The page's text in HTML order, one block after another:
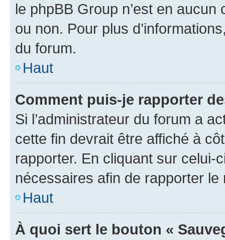
le phpBB Group n’est en
ou non. Pour plus
du forum.
Haut
Comment puis-je rapporter
Si l’administrateur du forum a
cette fin devrait être affiché à
rapporter. En cliquant sur
nécessaires afin de rapporter le
Haut
À quoi sert le bouton «